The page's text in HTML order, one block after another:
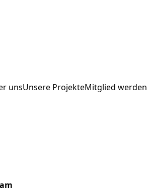
unsUnsere ProjekteMitglied werden